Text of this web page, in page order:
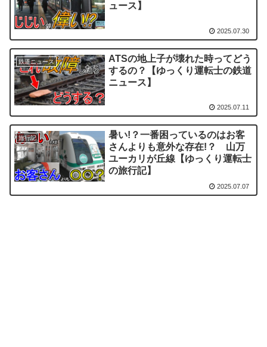
ュース】
2025.07.30
鉄道ニュース
ATSの地上子が壊れた時ってどう
するの？【ゆっくり運転士の鉄道
ニュース】
2025.07.11
旅行記
暑い!？一番困っているのはお客
さんよりも意外な存在!？ 山万
ユーカリが丘線【ゆっくり運転士
の旅行記】
2025.07.07